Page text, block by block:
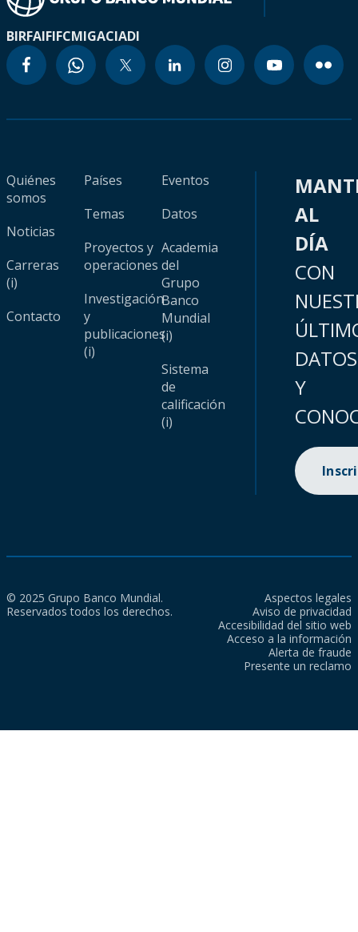
BIRFAIFIFCMIGACIADI
Quiénes
somos
Noticias
Carreras
(i)
Contacto
Países
Temas
Proyectos y
operaciones
Investigación
y
publicaciones
(i)
Eventos
Datos
Academia
del
Grupo
Banco
Mundial
(i)
Sistema
de
calificación
(i)
AL
DÍA
CON
DATOS
Y
© 2025 Grupo Banco Mundial.
Reservados todos los derechos.
Aspectos legales
Aviso de privacidad
Accesibilidad del sitio web
Acceso a la información
Alerta de fraude
Presente un reclamo